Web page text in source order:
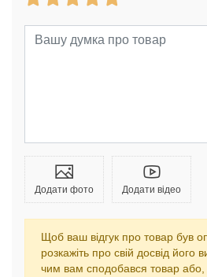
Додати фото Додати відео
Щоб ваш відгук про товар був
розкажіть про свій досвід його
чим вам сподобався товар або,